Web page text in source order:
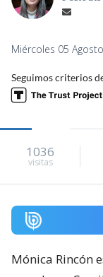
Miércoles 05
Seguimos criterios
1036
visitas
Mónica Rincón